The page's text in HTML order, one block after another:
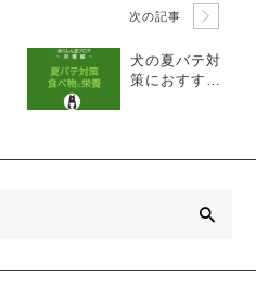
次の記事
犬の夏バテ対
策におすすめ
体づくり